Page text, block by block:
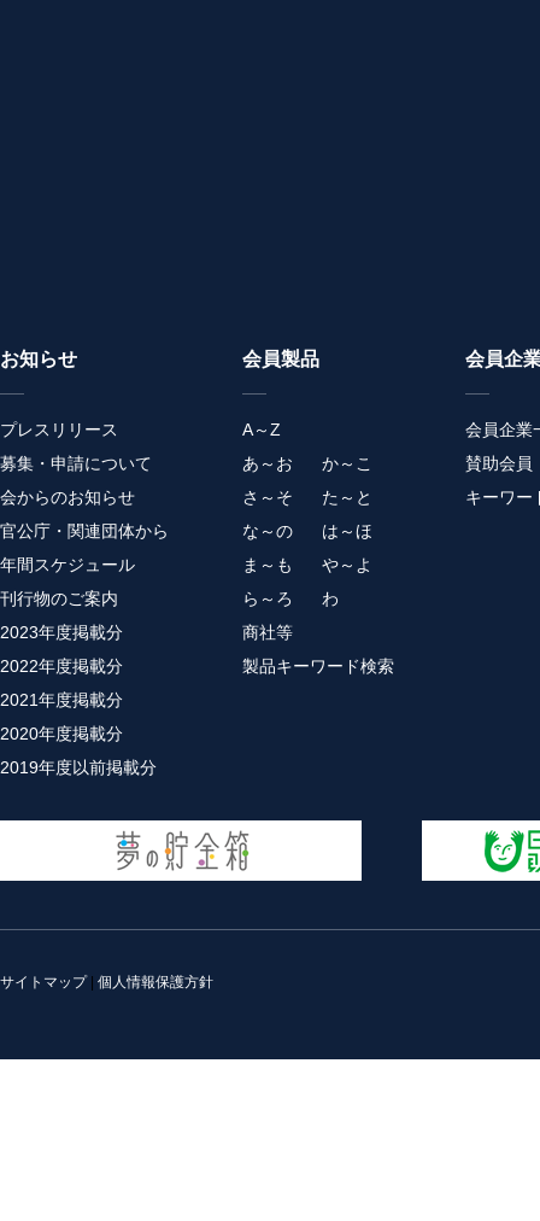
お知らせ
プレスリリース
募集・申請について
会からのお知らせ
官公庁・関連団体から
年間スケジュール
刊行物のご案内
2023年度掲載分
2022年度掲載分
2021年度掲載分
2020年度掲載分
2019年度以前掲載分
会員製品
A～Z
あ～お
か～こ
さ～そ
た～と
な～の
は～ほ
ま～も
や～よ
ら～ろ
わ
商社等
製品キーワード検索
会員企
会員企業
賛助会員
キーワー
サイトマップ| 個人情報保護方針